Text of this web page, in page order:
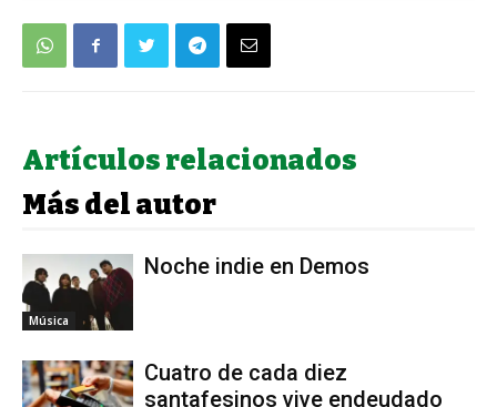
Artículos relacionados
Más del autor
Música
Noche indie en Demos
Cuatro de cada diez
santafesinos vive endeudado